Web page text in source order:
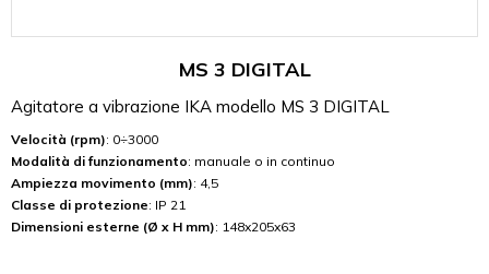
MS 3 DIGITAL
Agitatore a vibrazione IKA modello MS 3 DIGITAL
Velocità (rpm): 0÷3000
Modalità di funzionamento: manuale o in continuo
Ampiezza movimento (mm): 4,5
Classe di protezione: IP 21
Dimensioni esterne (Ø x H mm): 148x205x63